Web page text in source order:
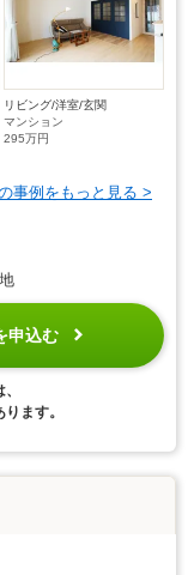
リビング/洋室/玄関
マンション
295万円
事例をもっと見る >
申込む
ます。